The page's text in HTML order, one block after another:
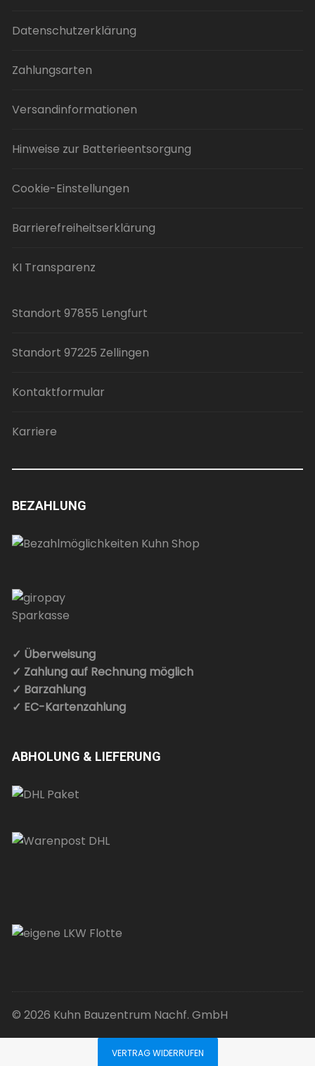
Datenschutzerklärung
Zahlungsarten
Versandinformationen
Hinweise zur Batterieentsorgung
Cookie-Einstellungen
Barrierefreiheitserklärung
KI Transparenz
Standort 97855 Lengfurt
Standort 97225 Zellingen
Kontaktformular
Karriere
BEZAHLUNG
✓ Überweisung
✓ Zahlung auf Rechnung möglich
✓ Barzahlung
✓ EC-Kartenzahlung
ABHOLUNG & LIEFERUNG
© 2026 Kuhn Bauzentrum Nachf. GmbH
VERTRAG WIDERRUFEN